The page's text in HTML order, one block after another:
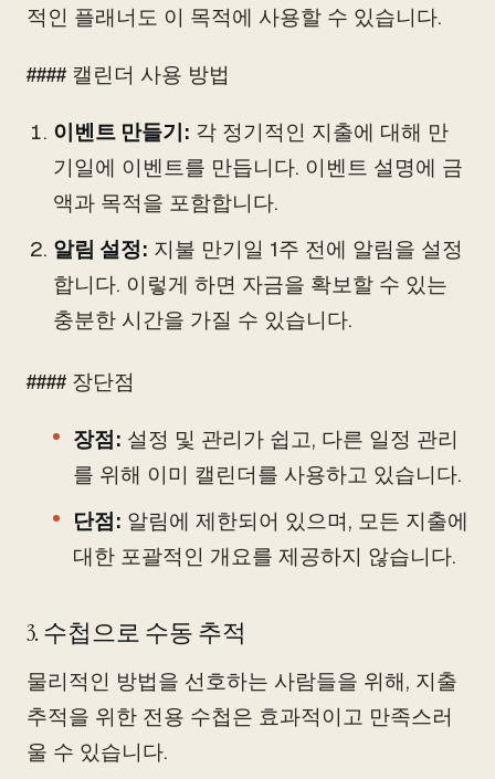
적인 플래너도 이 목적에 사용할 수 있습니다.
#### 캘린더 사용 방법
이벤트 만들기: 각 정기적인 지출에 대해 만
기일에 이벤트를 만듭니다. 이벤트 설명에 금
액과 목적을 포함합니다.
알림 설정: 지불 만기일 1주 전에 알림을 설정
합니다. 이렇게 하면 자금을 확보할 수 있는
충분한 시간을 가질 수 있습니다.
#### 장단점
장점: 설정 및 관리가 쉽고, 다른 일정 관리
를 위해 이미 캘린더를 사용하고 있습니다.
단점: 알림에 제한되어 있으며, 모든 지출에
대한 포괄적인 개요를 제공하지 않습니다.
3. 수첩으로 수동 추적
물리적인 방법을 선호하는 사람들을 위해, 지출
추적을 위한 전용 수첩은 효과적이고 만족스러
울 수 있습니다.